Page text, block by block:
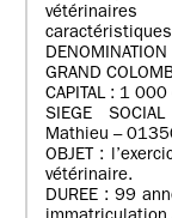
GRAND
CAPITAL : 1
SIEGE
Mathieu –
OBJET :
vétérinaire.
DUREE : 99